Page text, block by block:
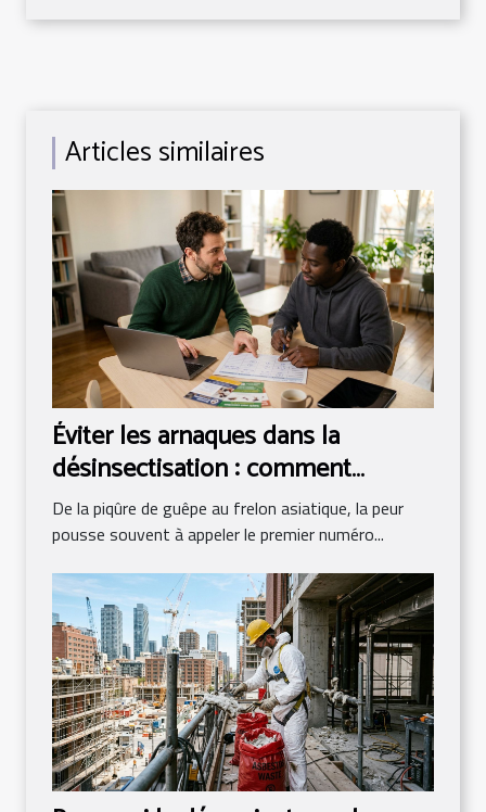
Articles similaires
Éviter les arnaques dans la
désinsectisation : comment
comparer les tarifs intelligemment
De la piqûre de guêpe au frelon asiatique, la peur
pousse souvent à appeler le premier numéro...